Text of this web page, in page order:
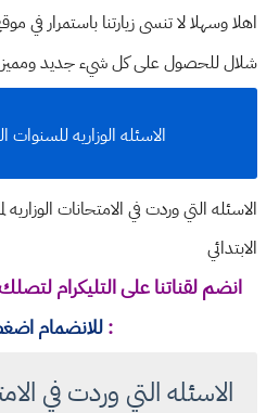
اهلا وسهلالا تنسى زيارتنا باستمرار في
شلال للحصول على كل شيء جديد
الاسئله الوزاريه للسنوات
الاسئله التي وردت في الامتحانات
الابتدائي
انضم لقناتنا على التليكرام
: للانضمام
الاسئله التي وردت في